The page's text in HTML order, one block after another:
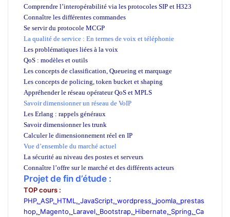
Comprendre l’interopérabilité via les protocoles SIP et H323
Connaître les différentes commandes
Se servir du protocole MCGP
La qualité de service : En termes de voix et téléphonie
Les problématiques liées à la voix
QoS : modèles et outils
Les concepts de classification, Queueing et marquage
Les concepts de policing, token bucket et shaping
Appréhender le réseau opérateur QoS et MPLS
Savoir dimensionner un réseau de VoIP
Les Erlang : rappels généraux
Savoir dimensionner les trunk
Calculer le dimensionnement réel en IP
Vue d’ensemble du marché actuel
La sécurité au niveau des postes et serveurs
Connaître l’offre sur le marché et des différents acteurs
Projet de fin d’étude :
TOP cours :
PHP, ASP, HTML , JavaScript, wordpress, joomla, prestas
hop, Magento, Laravel, Bootstrap, Hibernate, Spring, Ca